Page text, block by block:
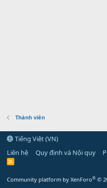
Thành viên
Tiếng Việt (VN)
Liên hệ
Quy định và Nội quy
R
Community platform by XenForo® ©